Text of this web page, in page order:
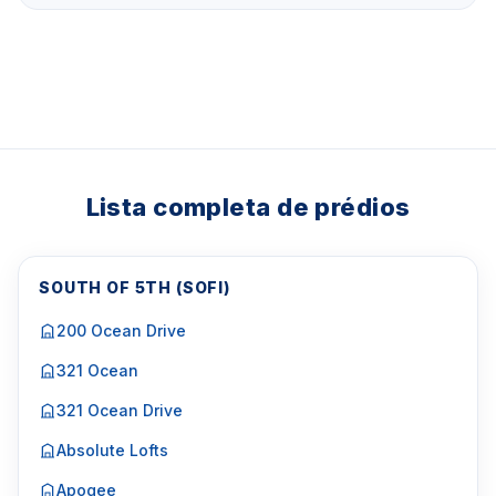
Lista completa de prédios
SOUTH OF 5TH (SOFI)
200 Ocean Drive
321 Ocean
321 Ocean Drive
Absolute Lofts
Apogee